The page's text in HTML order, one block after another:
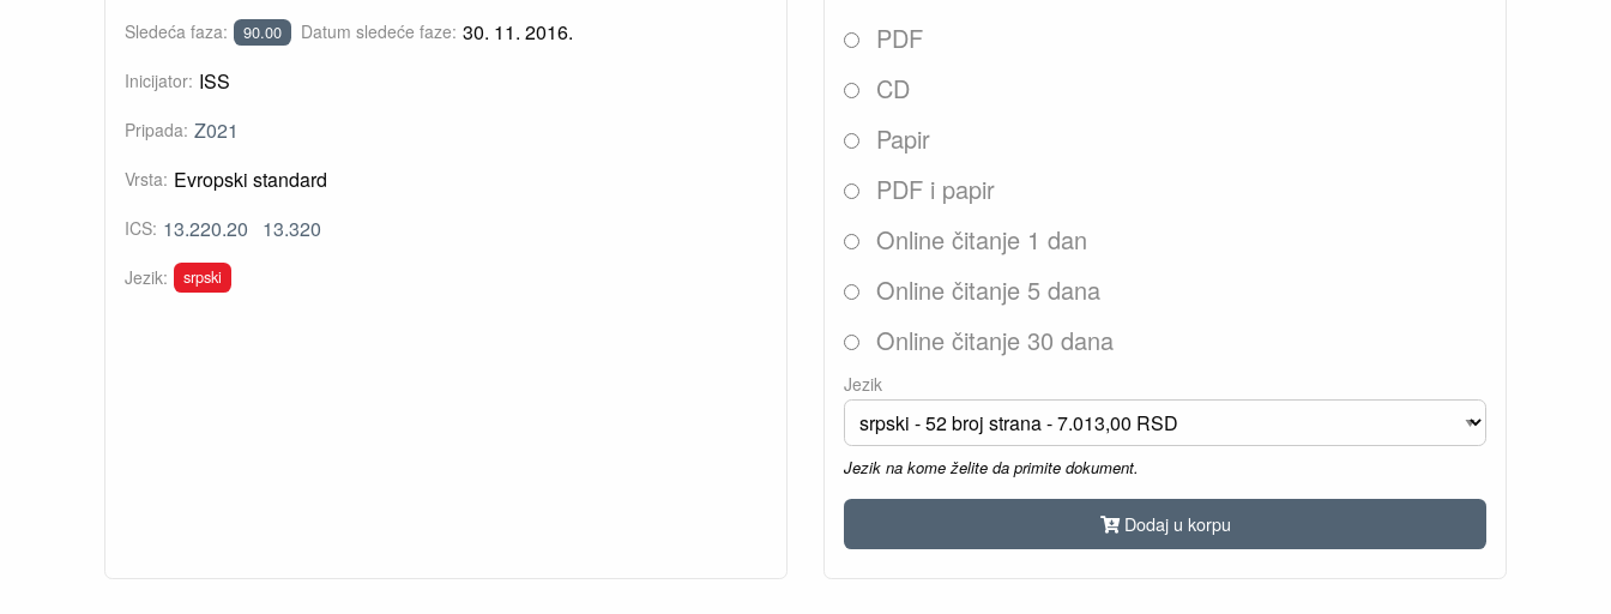
Sledeća faza: 90.00 Datum sledeće faze: 30. 11. 2016.
Inicijator: ISS
Pripada: Z021
Vrsta: Evropski standard
ICS: 13.220.20 13.320
Jezik: srpski
PDF
CD
Papir
PDF i papir
Online čitanje 1 dan
Online čitanje 5 dana
Online čitanje 30 dana
Jezik
Jezik na kome želite da primite dokument.
Dodaj u korpu